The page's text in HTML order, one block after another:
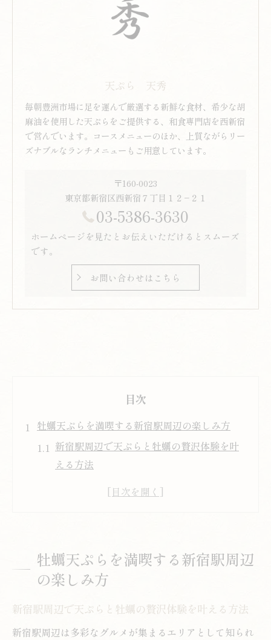
天ぷら 天秀
毎朝豊洲市場に足を運んで厳選する新鮮な食材、希少な胡
麻油を使用した天ぷらをご提供する、和食専門店を西新宿
で営んでいます。コースメニューのほか、上質ながらリー
ズナブルなランチメニューもご用意しています。
〒160-0023
東京都新宿区西新宿７丁目１２−２１
03-5386-3630
ホームページを見たとお伝えいただけるとスムーズ
です。
お問い合わせはこちら
目次
牡蠣天ぷらを満喫する新宿駅周辺の楽しみ方
新宿駅周辺で天ぷらと牡蠣の贅沢体験を叶
える方法
天ぷらの本格派が選ぶ牡蠣の楽しみ方とは
時間
天ぷら好き必見の牡蠣メニューの選び方の
牡蠣天ぷらを満喫する新宿駅周辺
の楽しみ方
新宿駅周辺で天ぷらと牡蠣の贅沢体験を叶える方法
新宿駅周辺は多彩なグルメが集まるエリアとして知られ